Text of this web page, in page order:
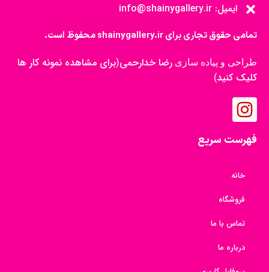
ایمیل: info@shainygallery.ir
تمامی حقوق تجاری برای shainygallery.ir محفوظ است.
طراحی و پیاده سازی رضا خدارحمی(برای مشاهده نمونه کار ها
کلیک کنید)
فهرست سریع
خانه
فروشگاه
تماس با ما
درباره ما